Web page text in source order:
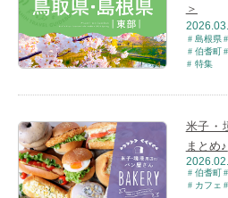
＞
島根県
伯耆町
特集
米子・
まとめ♪
伯耆町
カフェ